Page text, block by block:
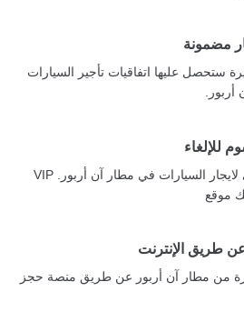
مضمونة
ستحصل عليها اتفاقيات تأجير السيارات
للإلغاء
إلغاء مجاني لايجار السيارات في مطار آن أربور. VIP
طريق الإنترنت
من مطار آن أربور عن طريق منصة حجز